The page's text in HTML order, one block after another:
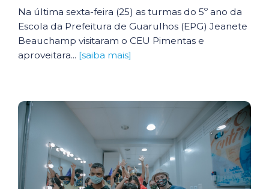
Na última sexta-feira (25) as turmas do 5º ano da
Escola da Prefeitura de Guarulhos (EPG) Jeanete
Beauchamp visitaram o CEU Pimentas e
aproveitara... [saiba mais]